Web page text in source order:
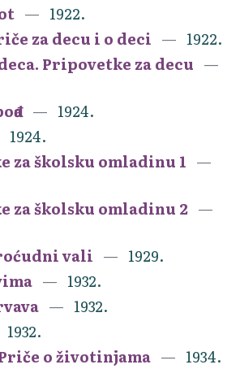
1922.
za decu i o deci
1922.
Pripovetke za decu
1924.
1924.
za školsku omladinu 1
za školsku omladinu 2
vali
1929.
1932.
1932.
1932.
o životinjama
1934.